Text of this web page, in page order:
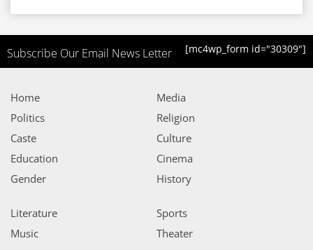
Subscribe Our Email News Letter [mc4wp_form id="30309"]
Home
Politics
Caste
Education
Gender
Media
Religion
Culture
Cinema
History
Literature
Music
Sports
Theater